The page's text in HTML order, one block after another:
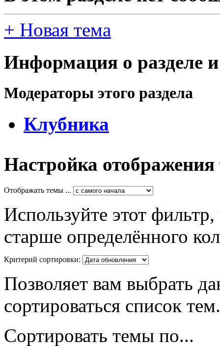
+ Новая тема
Информация о разделе
Модераторы этого раздела
Клубника
Настройка отображения
Отображать темы ...
Используйте этот
старше определённого
Критерий сортировки:
Позволяет вам выбрать
сортироваться список тем.
Сортировать темы по...